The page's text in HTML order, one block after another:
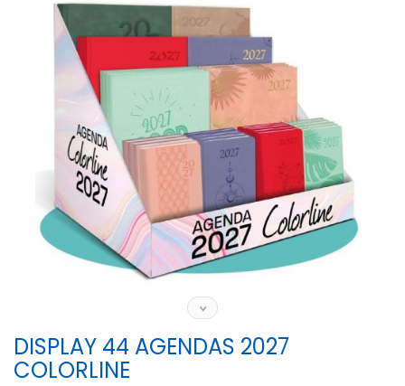
DISPLAY 44 AGENDAS 2027
COLORLINE